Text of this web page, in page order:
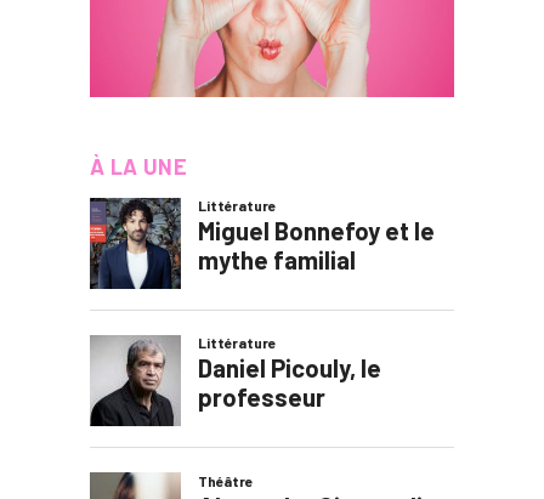
À LA UNE